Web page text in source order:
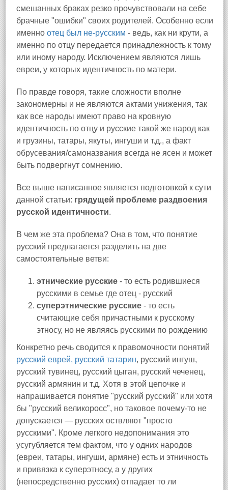
смешанных браках резко прочувствовали на себе
брачные "ошибки" своих родителей. Особенно если
именно отец был не-русским - ведь, как ни крути, а
именно по отцу передается принадлежность к тому
или иному народу. Исключением являются лишь
евреи, у которых идентичность по матери.
По правде говоря, такие сложности вполне
закономерны и не являются актами унижения, так
как все народы имеют право на кровную
идентичность по отцу и русские такой же народ как
и грузины, татары, якуты, ингуши и т.д., а факт
обрусевания/самоназвания всегда не ясен и может
быть подвергнут сомнению.
Все выше написанное является подготовкой к сути
данной статьи: грядущей проблеме раздвоения
русской идентичности.
В чем же эта проблема? Она в том, что понятие
русский предлагается разделить на две
самостоятельные ветви:
этнические русские - то есть родившиеся
русскими в семье где отец - русский
суперэтнические русские - то есть
считающие себя причастными к русскому
этносу, но не являясь русскими по рождению
Конкретно речь сводится к правомочности понятий
русский еврей, русский татарин, русский ингуш,
русский тувинец, русский цыган, русский чеченец,
русский армянин и т.д. Хотя в этой цепочке и
напрашивается понятие "русский русский" или хотя
бы "русский великоросс", но таковое почему-то не
допускается — русских оствляют "просто
русскими". Кроме легкого недопонимания это
усугубляется тем фактом, что у одних народов
(евреи, татары, ингуши, армяне) есть и этничность
и привязка к суперэтносу, а у других
(непосредственно русских) отпадает то ли